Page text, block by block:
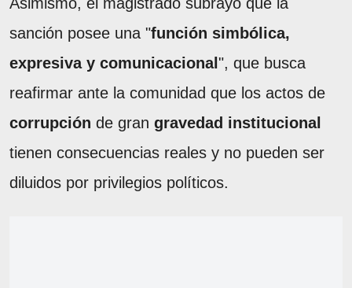
sanción posee una "función simbólica,
expresiva y comunicacional ", que busca
reafirmar ante la comunidad que los actos de
corrupción de gran gravedad institucional
tienen consecuencias reales y no pueden ser
diluidos por privilegios políticos.